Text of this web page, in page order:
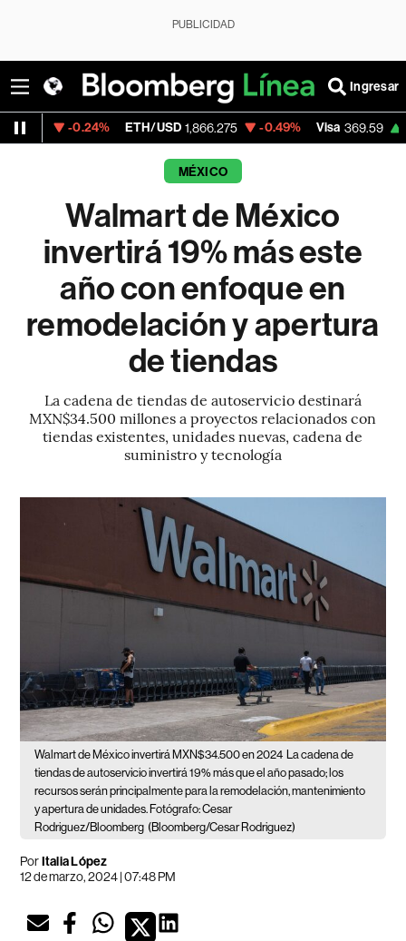
PUBLICIDAD
Ingresar
-0.24% ETH/USD 1,866.275 -0.49% Visa 369.59 +1.07%
MÉXICO
Walmart de México
invertirá 19% más este
año con enfoque en
remodelación y apertura
de tiendas
La cadena de tiendas de autoservicio destinará
MXN$34.500 millones a proyectos relacionados con
tiendas existentes, unidades nuevas, cadena de
suministro y tecnología
Walmart de México invertirá MXN$34.500 en 2024
La cadena de
tiendas de autoservicio invertirá 19% más que el año pasado; los
recursos serán principalmente para la remodelación, mantenimiento
y apertura de unidades. Fotógrafo: Cesar
Rodriguez/Bloomberg (Bloomberg/Cesar Rodriguez)
PorItalia López
12 de marzo, 2024 | 07:48 PM